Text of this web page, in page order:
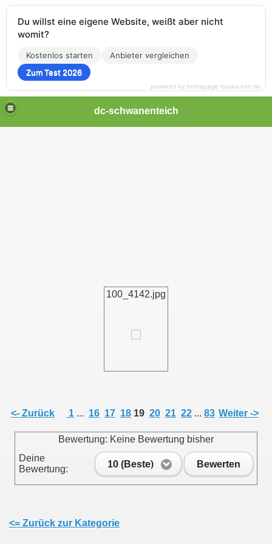
dc-schwanenteich
100_4142.jpg
<- Zurück 1 ... 16 17 18 19 20 21 22 ... 83 Weiter ->
Bewertung: Keine Bewertung bisher
Deine
Bewertung:
10 (Beste) Bewerten
<= Zurück zur Kategorie
Du willst eine eigene Website, weißt aber nicht
womit?
Kostenlos starten
Anbieter vergleichen
Zum Test 2026
powered by homepage-baukasten.de